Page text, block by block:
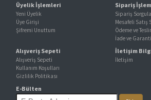
Üyelik İşlemleri
Yeni Üyelik
Üye Girişi
Şifremi Unuttum
Sipariş
Sipariş
Mesafeli Satış
Ödeme ve
İade ve
Alışveriş Sepeti
Alışveriş Sepeti
Kullanım Koşulları
Gizlilik Politikası
İletişim
İletişim
E-Bülten